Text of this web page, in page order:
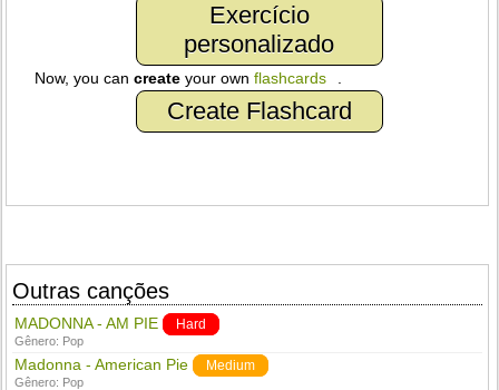
Exercício
personalizado
Now, you cancreate your ownflashcards
Create Flashcard
Outras canções
MADONNA - AM PIE Hard
Gênero: Pop
Madonna - American Pie Medium
Gênero: Pop